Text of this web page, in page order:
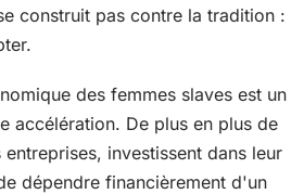
construit pas contre la tradition :
des femmes slaves est un
accélération. De plus en plus de
investissent dans leur
dépendre financièrement d'un